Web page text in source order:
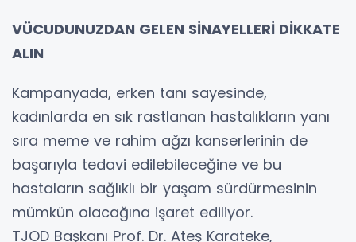
VÜCUDUNUZDAN GELEN SİNAYELLERİ DİKKATE
ALIN
Kampanyada, erken tanı sayesinde,
kadınlarda en sık rastlanan hastalıkların yanı
sıra meme ve rahim ağzı kanserlerinin de
başarıyla tedavi edilebileceğine ve bu
hastaların sağlıklı bir yaşam sürdürmesinin
mümkün olacağına işaret ediliyor.
TJOD Başkanı Prof. Dr. Ateş Karateke,